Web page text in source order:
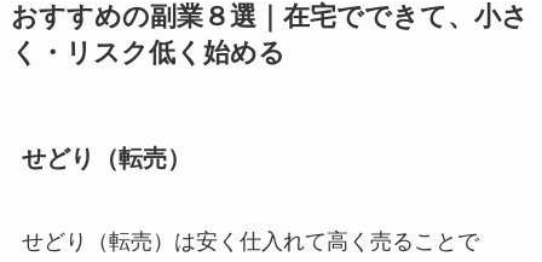
おすすめの副業８選｜在宅でできて、小さ
く・リスク低く始める
せどり（転売）
せどり（転売）は安く仕入れて高く売ることで